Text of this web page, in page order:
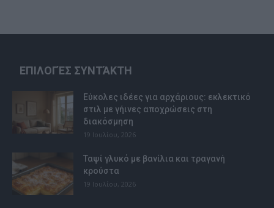
ΕΠΙΛΟΓΈΣ ΣΥΝΤΆΚΤΗ
Εύκολες ιδέες για αρχάριους: εκλεκτικό
στιλ με γήινες αποχρώσεις στη
διακόσμηση
19 Ιουλίου, 2026
Ταψί γλυκό με βανίλια και τραγανή
κρούστα
19 Ιουλίου, 2026